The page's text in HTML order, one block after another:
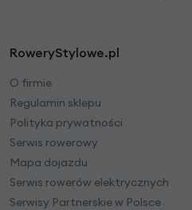
RoweryStylowe.pl
O firmie
Regulamin sklepu
Polityka prywatności
Serwis rowerowy
Mapa dojazdu
Serwis rowerów elektrycznych
Serwisy Partnerskie w Polsce